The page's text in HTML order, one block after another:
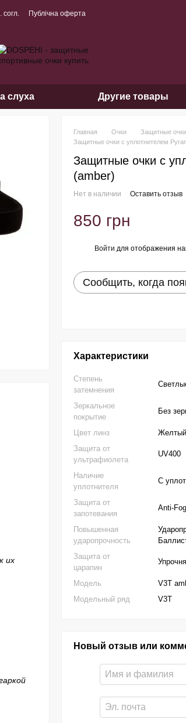
согл. Публічна оферта
слуха Другие товары
их
Главная Очки Защитные очки
Защитные очки с уплотнителем
Защитные очки с
(amber)
Нет в наличии Оставить отзыв
850 грн
Войти для отображения
Сообщить, когда
Характеристики
Степень
затемнения
Зеркальное
покрытие
Без
Цвет линз
Желтый
Защита от
ультрафиолета
UV400
Наличие
уплотнителя
С
Защита от
запотевания
Anti-
Повышенная
ударопрочность
Защита от
царапин
Модель
V3T
Модельный ряд
V3T
Новый отзыв или